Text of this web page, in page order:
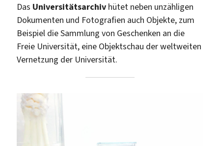
Das Universitätsarchiv hütet neben unzähligen
Dokumenten und Fotografien auch Objekte, zum
Beispiel die Sammlung von Geschenken an die
Freie Universität, eine Objektschau der weltweiten
Vernetzung der Universität.